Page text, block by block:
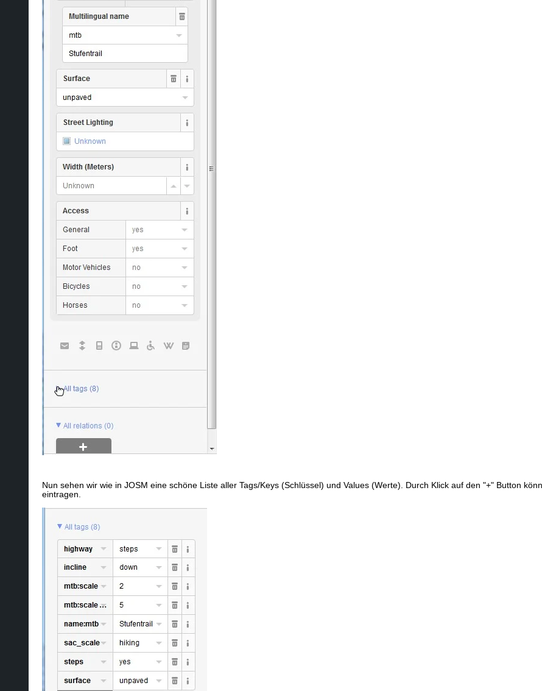
Nun sehen wir wie in JOSM eine schöne Liste aller Tags/Keys (Schlüssel) und Values (Werte). Durch Klick auf den "+" Button
eintragen.